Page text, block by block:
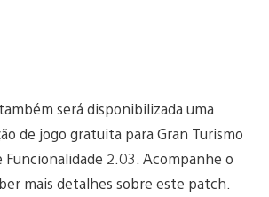
será disponibilizada uma
de jogo gratuita para Gran Turismo
Funcionalidade 2.03. Acompanhe o
mais detalhes sobre este patch.